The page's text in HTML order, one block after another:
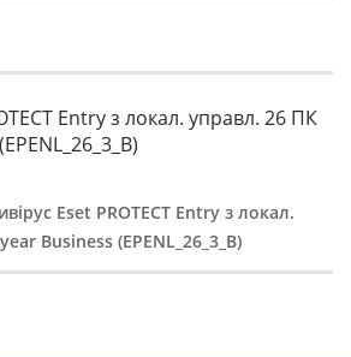
Entry з локал. управл. 26 ПК
Eset PROTECT Entry з локал.
Business (EPENL_26_3_B)